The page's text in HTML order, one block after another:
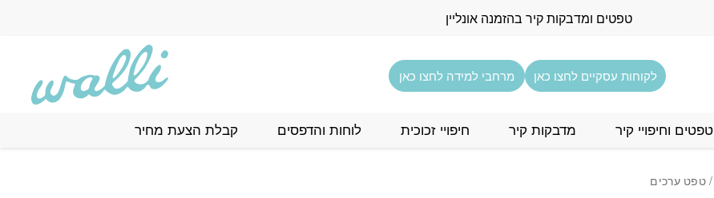
טפטים ומדבקות קיר בהזמנה אונליין
לקוחות עסקיים לחצו כאן מרחבי למידה לחצו כאן
טפטים וחיפויי קיר מדבקות קיר חיפויי זכוכית לוחות והדפסים קבלת הצעת מחיר
/ טפט ערכים